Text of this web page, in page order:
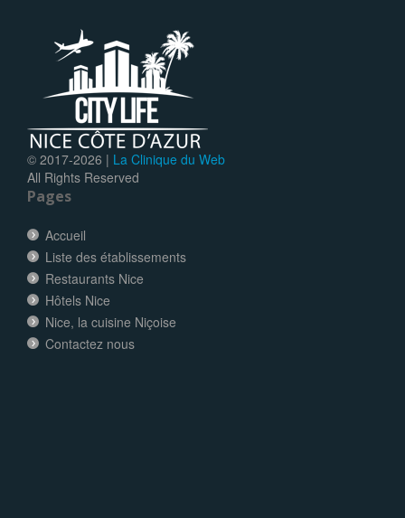
© 2017-2026 | La Clinique du Web
All Rights Reserved
Pages
Accueil
Liste des établissements
Restaurants Nice
Hôtels Nice
Nice, la cuisine Niçoise
Contactez nous